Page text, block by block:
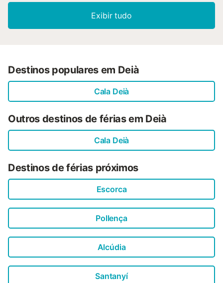
Exibir tudo
Destinos populares em Deià
Cala Deià
Outros destinos de férias em Deià
Cala Deià
Destinos de férias próximos
Escorca
Pollença
Alcúdia
Santanyí